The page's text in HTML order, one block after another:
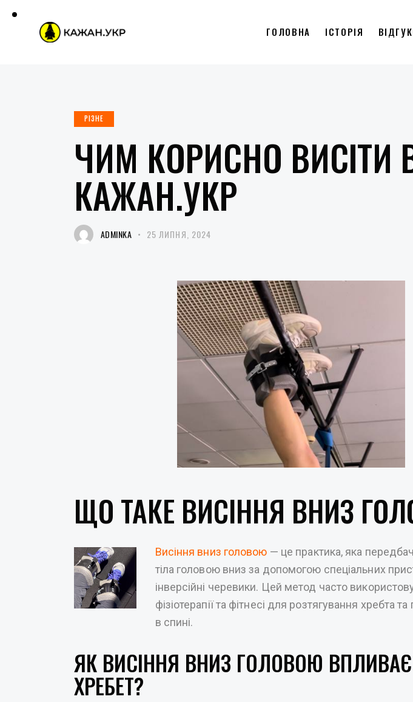
ГОЛОВНА ІСТОРІЯ
РІЗНЕ
ЧИМ КОРИСНО
КАЖАН.УКР
ADMINKA 25 ЛИПНЯ, 2024
ЩО ТАКЕ ВИСІННЯ ВНИЗ
Висіння вниз головою — це практика, яка
тіла головою вниз за допомогою спеціальних
інверсійні черевики. Цей метод часто
фізіотерапії та фітнесі для розтягування хребта
в спині.
ЯК ВИСІННЯ ВНИЗ ГОЛОВОЮ
ХРЕБЕТ?